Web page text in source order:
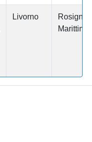
Livorno
Marittimo